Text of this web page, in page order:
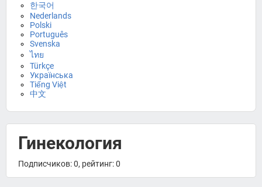
한국어
Nederlands
Polski
Português
Svenska
ไทย
Türkçe
Українська
Tiếng Việt
中文
Гинекология
Подписчиков: 0, рейтинг: 0